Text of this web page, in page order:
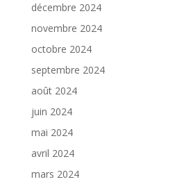
décembre 2024
novembre 2024
octobre 2024
septembre 2024
août 2024
juin 2024
mai 2024
avril 2024
mars 2024